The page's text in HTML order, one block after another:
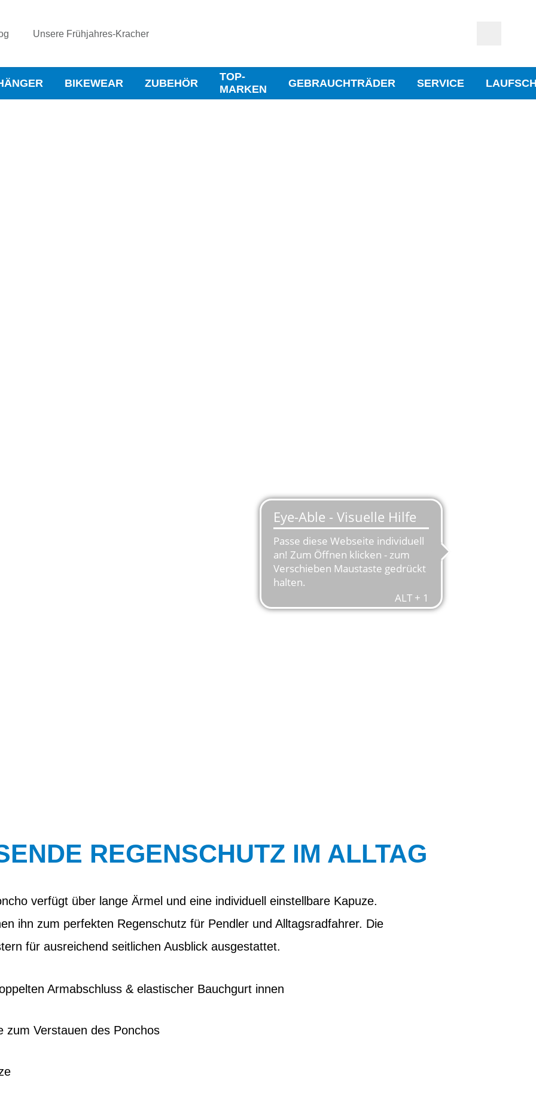
Unsere Frühjahres-Kracher
BIKEWEAR ZUBEHÖR
TOP-
MARKEN
GEBRAUCHTRÄDER SERVICE
REGENSCHUTZ IM ALLTAG
verfügt über lange Ärmel und eine individuell einstellbare Kapuze.
ihn zum perfekten Regenschutz für Pendler und Alltagsradfahrer. Die
für ausreichend seitlichen Ausblick ausgestattet.
Armabschluss & elastischer Bauchgurt innen
zum Verstauen des Ponchos